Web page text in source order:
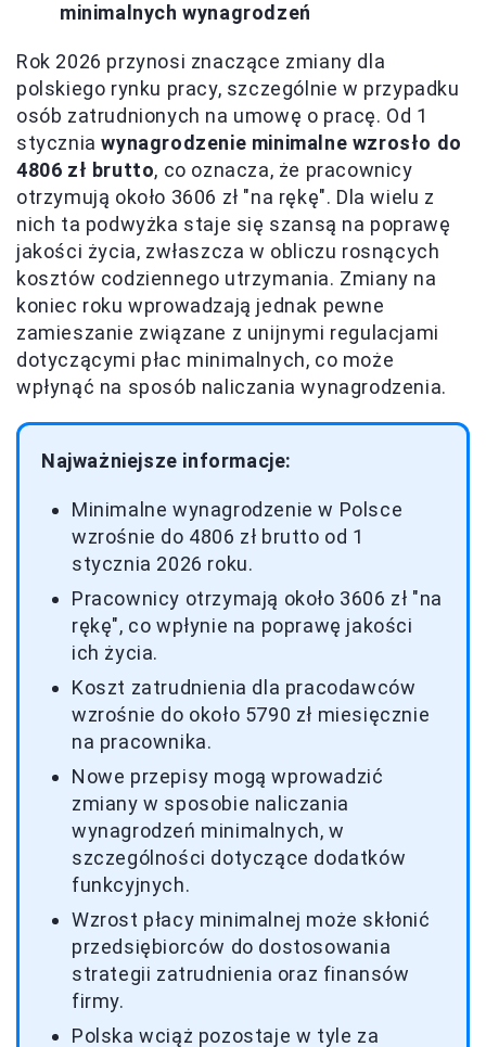
minimalnych wynagrodzeń
Rok 2026 przynosi znaczące zmiany dla
polskiego rynku pracy, szczególnie w przypadku
osób zatrudnionych na umowę o pracę. Od 1
styczniawynagrodzenie minimalne wzrosło do
4806 zł brutto, co oznacza, że pracownicy
otrzymują około 3606 zł "na rękę". Dla wielu z
nich ta podwyżka staje się szansą na poprawę
jakości życia, zwłaszcza w obliczu rosnących
kosztów codziennego utrzymania. Zmiany na
koniec roku wprowadzają jednak pewne
zamieszanie związane z unijnymi regulacjami
dotyczącymi płac minimalnych, co może
wpłynąć na sposób naliczania wynagrodzenia.
Najważniejsze informacje:
Minimalne wynagrodzenie w Polsce
wzrośnie do 4806 zł brutto od 1
stycznia 2026 roku.
Pracownicy otrzymają około 3606 zł "na
rękę", co wpłynie na poprawę jakości
ich życia.
Koszt zatrudnienia dla pracodawców
wzrośnie do około 5790 zł miesięcznie
na pracownika.
Nowe przepisy mogą wprowadzić
zmiany w sposobie naliczania
wynagrodzeń minimalnych, w
szczególności dotyczące dodatków
funkcyjnych.
Wzrost płacy minimalnej może skłonić
przedsiębiorców do dostosowania
strategii zatrudnienia oraz finansów
firmy.
Polska wciąż pozostaje w tyle za